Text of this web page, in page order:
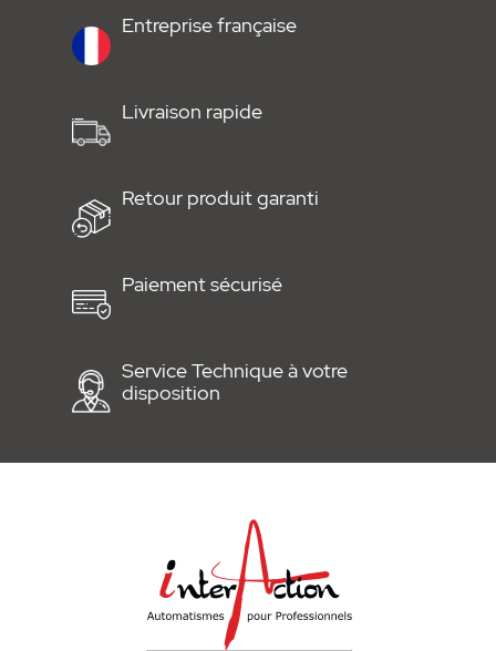
Entreprise française
Livraison rapide
Retour produit garanti
Paiement sécurisé
Service Technique à votre
disposition